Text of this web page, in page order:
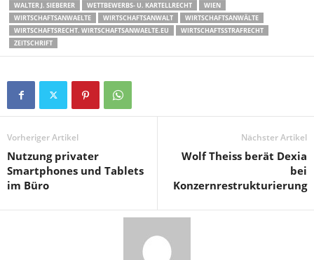
WALTER J. SIEBERER
WETTBEWERBS- U. KARTELLRECHT
WIEN
WIRTSCHAFTSANWAELTE
WIRTSCHAFTSANWALT
WIRTSCHAFTSANWÄLTE
WIRTSCHAFTSRECHT. WIRTSCHAFTSANWAELTE.EU
WIRTSCHAFTSSTRAFRECHT
ZEITSCHRIFT
Vorheriger Artikel
Nutzung privater
Smartphones und Tablets
im Büro
Nächster Artikel
Wolf Theiss berät Dexia
bei
Konzernrestrukturierung